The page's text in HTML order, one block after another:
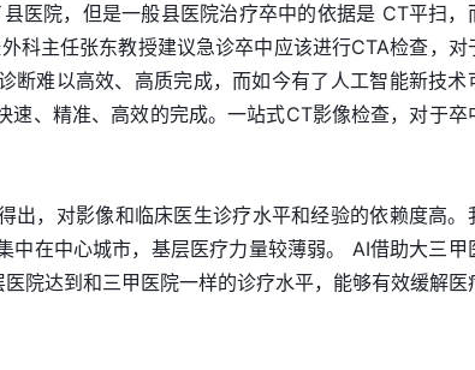
医院，但是一般县医院治疗卒中的依据是 CT平扫，
科主任张东教授建议急诊卒中应该进行CTA检查，对
断难以高效、高质完成，而如今有了人工智能新技术
速、精准、高效的完成。一站式CT影像检查，对于卒
出，对影像和临床医生诊疗水平和经验的依赖度高。
中在中心城市，基层医疗力量较薄弱。 AI借助大三甲
院达到和三甲医院一样的诊疗水平，能够有效缓解医